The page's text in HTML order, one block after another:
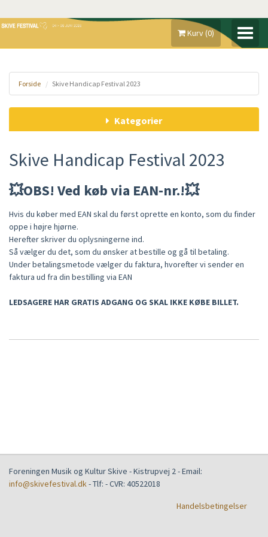
Kurv(0)
GAVEKORT
SKIVE FESTIVAL 2026
FAQ
Forside Skive Handicap Festival 2023
Kategorier
Skive Handicap Festival 2023
💥OBS! Ved køb via EAN-nr.!💥
Hvis du køber med EAN skal du først oprette en konto, som du finder
oppe i højre hjørne.
Herefter skriver du oplysningerne ind.
Så vælger du det, som du ønsker at bestille og gå til betaling.
Under betalingsmetode vælger du faktura, hvorefter vi sender en
faktura ud fra din bestilling via EAN
LEDSAGERE HAR GRATIS ADGANG OG SKAL IKKE KØBE BILLET.
Foreningen Musik og Kultur Skive -Kistrupvej 2- Email:
info@skivefestival.dk- Tlf: - CVR: 40522018
Handelsbetingelser